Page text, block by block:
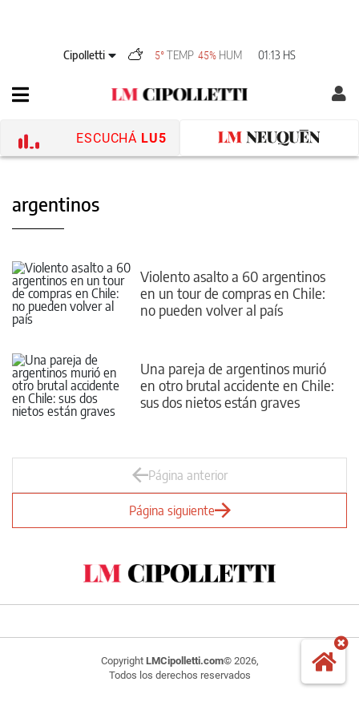
Cipolletti 5° TEMP 45% HUM 01:13 HS
ESCUCHÁ LU5
argentinos
Violento asalto a 60 argentinos
en un tour de compras en Chile:
no pueden volver al país
Una pareja de argentinos murió
en otro brutal accidente en Chile:
sus dos nietos están graves
Página anterior
Página siguiente
Copyright LMCipolletti.com© 2026,
Todos los derechos reservados